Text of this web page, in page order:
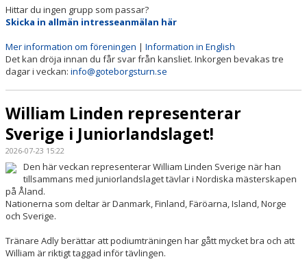
Hittar du ingen grupp som passar?
Skicka in allmän intresseanmälan här
Mer information om föreningen | Information in English
Det kan dröja innan du får svar från kansliet. Inkorgen bevakas tre
dagar i veckan: info@goteborgsturn.se
William Linden representerar
Sverige i Juniorlandslaget!
2026-07-23 15:22
Den här veckan representerar William Linden Sverige när han
tillsammans med juniorlandslaget tävlar i Nordiska mästerskapen
på Åland.
Nationerna som deltar är Danmark, Finland, Färöarna, Island, Norge
och Sverige.
Tränare Adly berättar att podiumträningen har gått mycket bra och att
William är riktigt taggad inför tävlingen.